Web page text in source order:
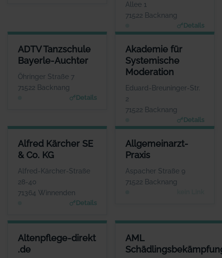
Allee 1
71522 Backnang
Details
ADTV Tanzschule
Bayerle-Auchter
Öhringer Straße 7
71522 Backnang
Details
ADTV TANZSCHULE BAYERLE-AUCHTER
Herr Raphael Auchter
WEBSITE
www.tanzschule-backnang.de
Akademie für
Systemische
Moderation
Eduard-Breuninger-Str.
2
71522 Backnang
Details
AKADEMIE FÜR SYSTEMISCHE
Alfred Kärcher SE
& Co. KG
Alfred-Kärcher-Straße
28-40
71364 Winnenden
Details
ALFRED KÄRCHER SE & CO. KG
Herr Hartmut Jenner
WEBSITE
www.de.kaercher.com
Allgemeinarzt-
Praxis
Aspacher Straße 9
71522 Backnang
ALLGEMEINARZT-PRAXIS
ANSPRECHPARTNER
Frau Susanne Thies-
Tenschert
Keine Website hinterlegt
Altenpflege-direkt
.de
ALTENPFLEGE-DIREKT .DE
ANSPRECHPARTNER
AML
AML
Herr Adrian